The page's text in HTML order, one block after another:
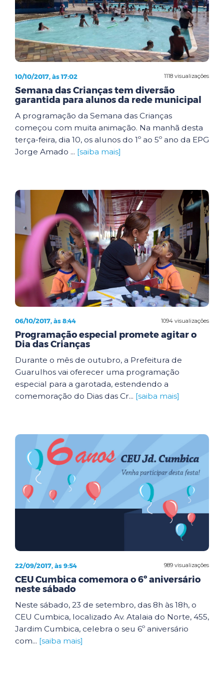
1118 visualizações
10/10/2017, às 17:02
Semana das Crianças tem diversão
garantida para alunos da rede municipal
A programação da Semana das Crianças
começou com muita animação. Na manhã desta
terça-feira, dia 10, os alunos do 1º ao 5º ano da EPG
Jorge Amado ... [saiba mais]
1094 visualizações
06/10/2017, às 8:44
Programação especial promete agitar o
Dia das Crianças
Durante o mês de outubro, a Prefeitura de
Guarulhos vai oferecer uma programação
especial para a garotada, estendendo a
comemoração do Dias das Cr... [saiba mais]
989 visualizações
22/09/2017, às 9:54
CEU Cumbica comemora o 6º aniversário
neste sábado
Neste sábado, 23 de setembro, das 8h às 18h, o
CEU Cumbica, localizado Av. Atalaia do Norte, 455,
Jardim Cumbica, celebra o seu 6º aniversário
com... [saiba mais]